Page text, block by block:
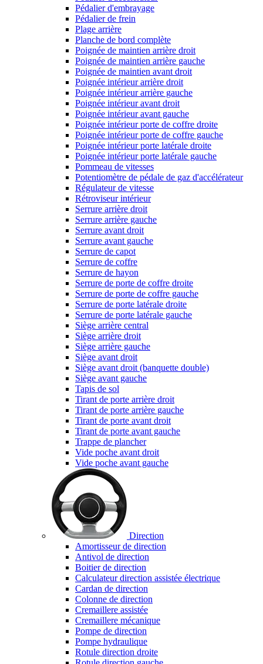
Pédalier d'embrayage
Pédalier de frein
Plage arrière
Planche de bord complète
Poignée de maintien arrière droit
Poignée de maintien arrière gauche
Poignée de maintien avant droit
Poignée intérieur arrière droit
Poignée intérieur arrière gauche
Poignée intérieur avant droit
Poignée intérieur avant gauche
Poignée intérieur porte de coffre droite
Poignée intérieur porte de coffre gauche
Poignée intérieur porte latérale droite
Poignée intérieur porte latérale gauche
Pommeau de vitesses
Potentiomètre de pédale de gaz d'accélérateur
Régulateur de vitesse
Rétroviseur intérieur
Serrure arrière droit
Serrure arrière gauche
Serrure avant droit
Serrure avant gauche
Serrure de capot
Serrure de coffre
Serrure de hayon
Serrure de porte de coffre droite
Serrure de porte de coffre gauche
Serrure de porte latérale droite
Serrure de porte latérale gauche
Siège arrière central
Siège arrière droit
Siège arrière gauche
Siège avant droit
Siège avant droit (banquette double)
Siège avant gauche
Tapis de sol
Tirant de porte arrière droit
Tirant de porte arrière gauche
Tirant de porte avant droit
Tirant de porte avant gauche
Trappe de plancher
Vide poche avant droit
Vide poche avant gauche
Direction
Amortisseur de direction
Antivol de direction
Boitier de direction
Calculateur direction assistée électrique
Cardan de direction
Colonne de direction
Cremaillere assistée
Cremaillere mécanique
Pompe de direction
Pompe hydraulique
Rotule direction droite